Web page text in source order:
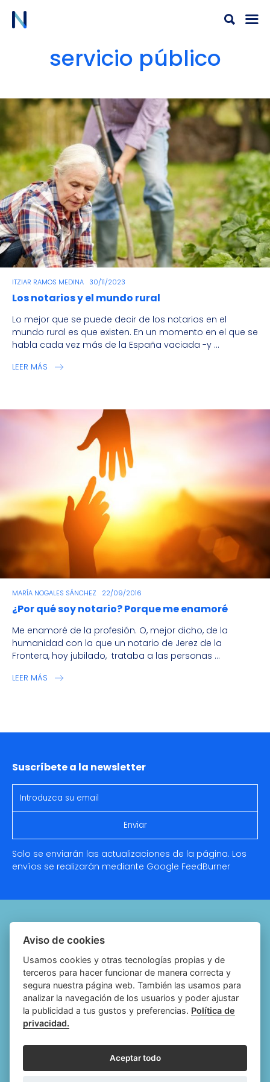
servicio público
ITZIAR RAMOS MEDINA 30/11/2023
Los notarios y el mundo rural
Lo mejor que se puede decir de los notarios en el
mundo rural es que existen. En un momento en el que se
habla cada vez más de la España vaciada -y ...
LEER MÁS
MARÍA NOGALES SÁNCHEZ 22/09/2016
¿Por qué soy notario? Porque me enamoré
Me enamoré de la profesión. O, mejor dicho, de la
humanidad con la que un notario de Jerez de la
Frontera, hoy jubilado, trataba a las personas ...
LEER MÁS
Suscríbete a la newsletter
Solo se enviarán las actualizaciones de la página. Los
envíos se realizarán mediante Google FeedBurner
Política de cookies
Política de privacidad
Aviso legal
Configurar cookies
Aviso de cookies
Usamos cookies y otras tecnologías propias y de
terceros para hacer funcionar de manera correcta y
segura nuestra página web. También las usamos para
analizar la navegación de los usuarios y poder ajustar
la publicidad a tus gustos y preferencias. Política de
privacidad.
Aceptar todo